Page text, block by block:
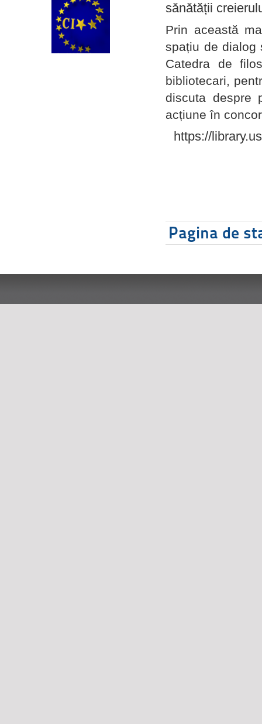
sănătății
Prin această
spațiu de dialog
Catedra de
bibliotecari,
discuta despre
acțiune în
https://
Pagina de